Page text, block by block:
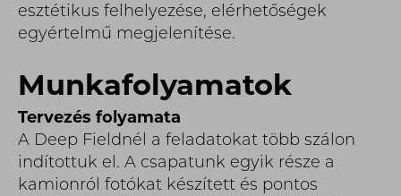
esztétikus felhelyezése, elérhetőségek
egyértelmű megjelenítése.
Munkafolyamatok
Tervezés folyamata
A Deep Fieldnél a feladatokat több szálon
indítottuk el. A csapatunk egyik része a
kamionról fotókat készített és pontos